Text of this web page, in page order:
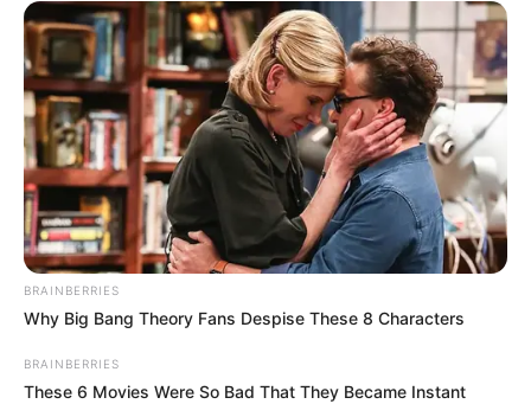
BRAINBERRIES
Why Big Bang Theory Fans Despise These 8 Characters
BRAINBERRIES
These 6 Movies Were So Bad That They Became Instant